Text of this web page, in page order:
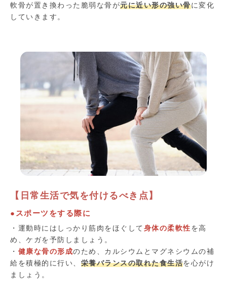
軟骨が置き換わった脆弱な骨が元に近い形の強い骨に変化
していきます。
【日常生活で気を付けるべき点】
●スポーツをする際に
・運動時にはしっかり筋肉をほぐして 身体の柔軟性を高
め、ケガを予防しましょう。
・ 健康な骨の形成のため、カルシウムとマグネシウムの補
給を積極的に行い、 栄養バランスの取れた食生活を心がけ
ましょう。